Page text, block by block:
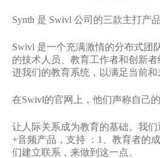
Synth 是 Swivl 公司的三款主打产品
Swivl 是一个充满激情的分布式团
的技术人员、教育工作者和创新
进我们的教育系统，以满足当前和
在Swivl的官网上，他们声称自己的
让人际关系成为教育的基础。我
+音频产品，支持 ：1、教育者的
们建立联系，来做到这一点。